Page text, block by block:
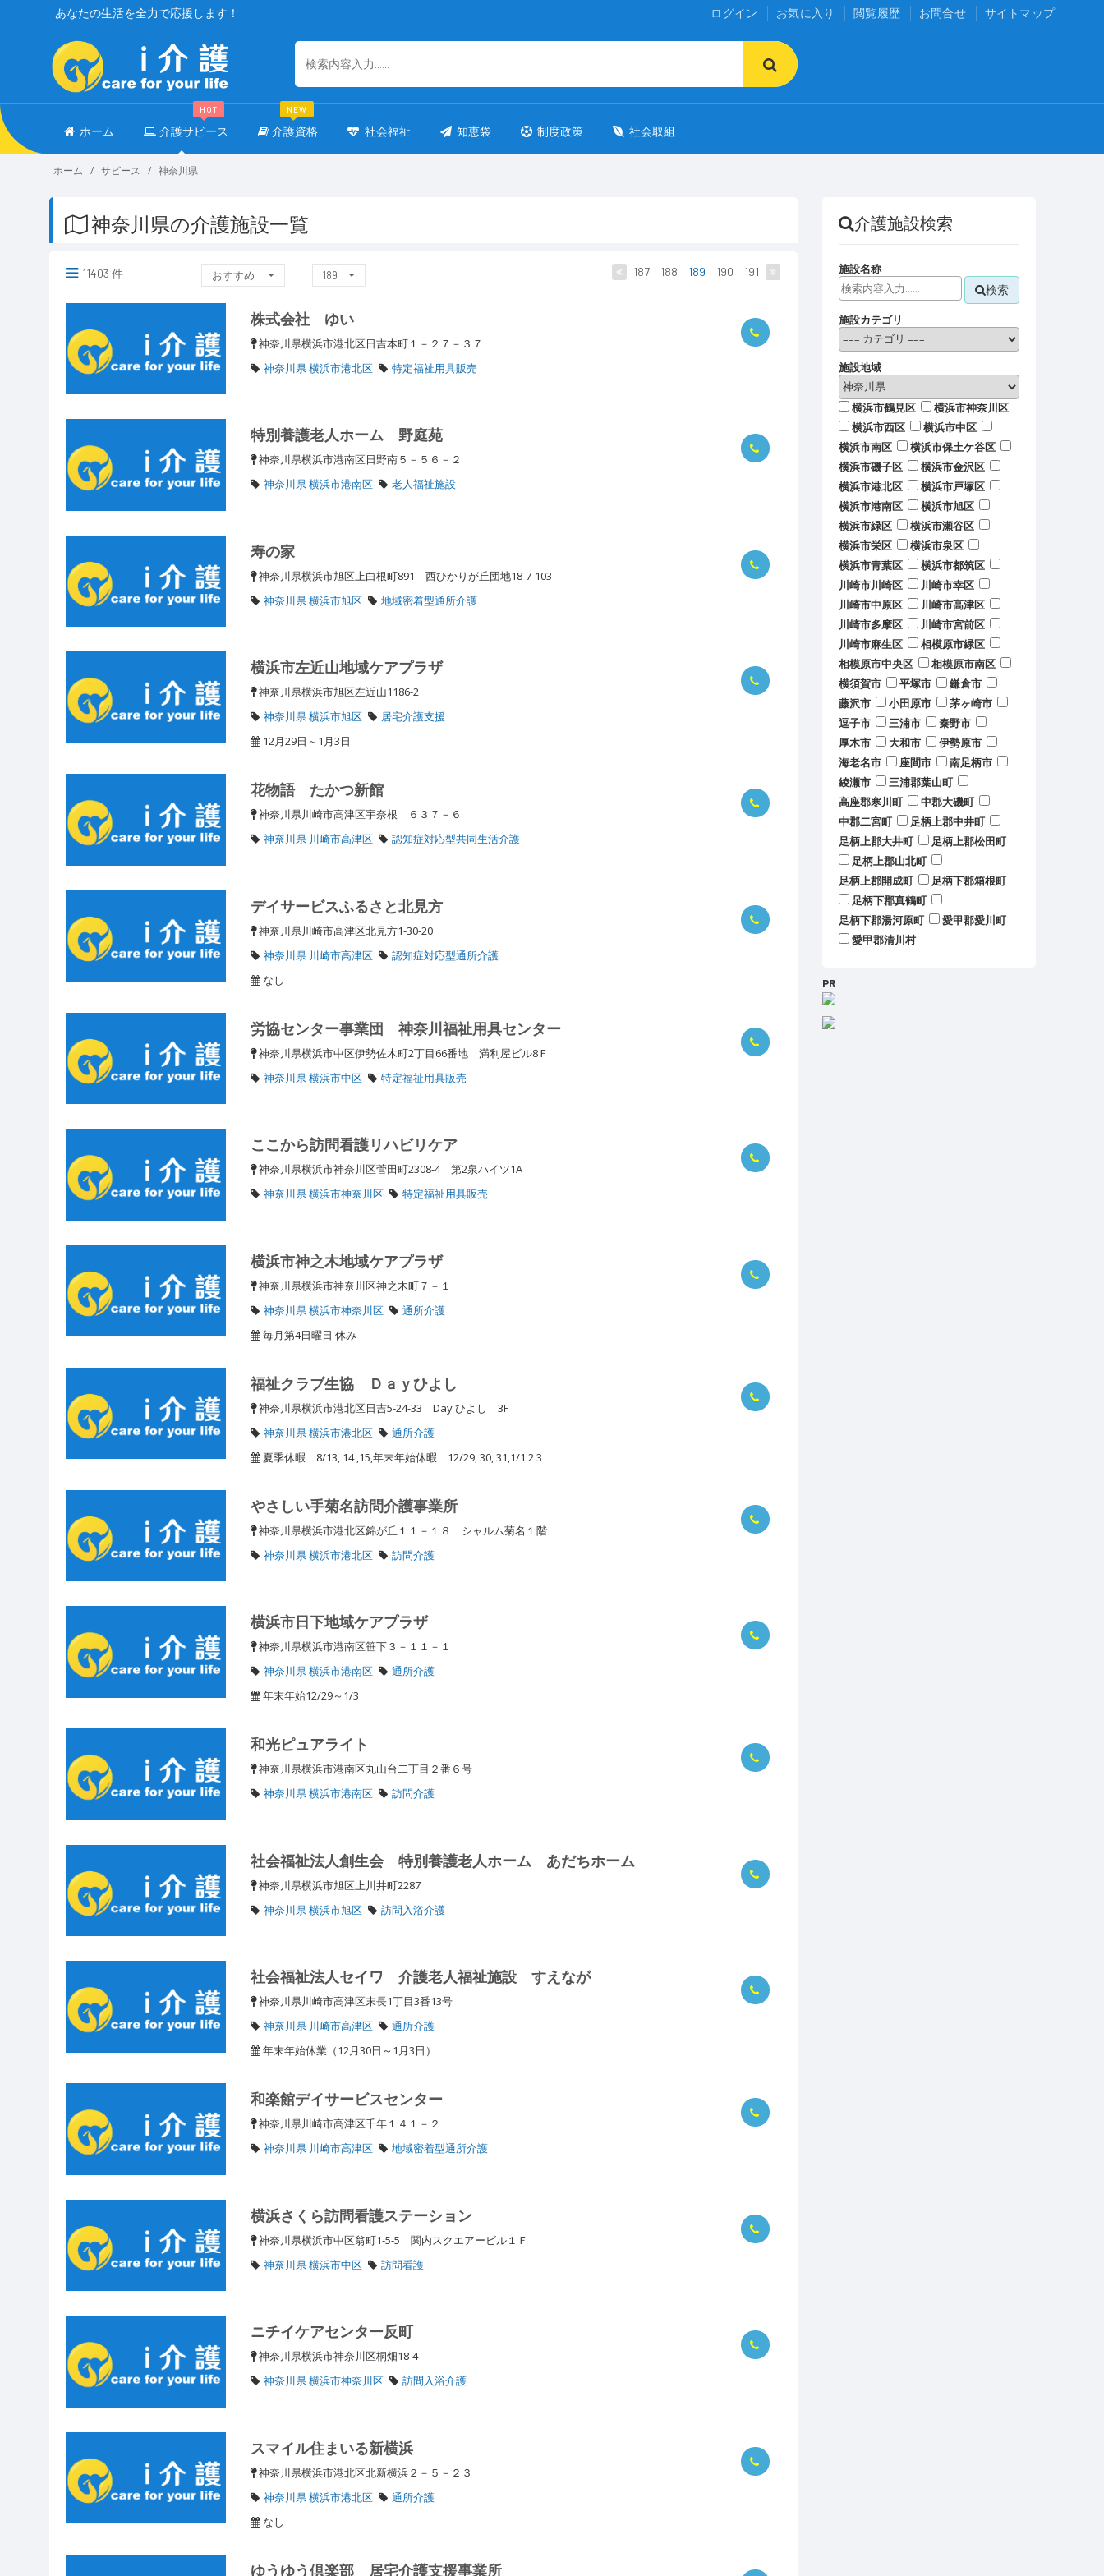
ログイン お気に入り 閲覧履歴 お問合せ サイトマップ
あなたの生活を全力で応援します！
ホーム 介護サビース
HOT
介護資格
NEW
社会福祉 知恵袋 制度政策 社会取組
ホーム サビース 神奈川県
神奈川県の介護施設一覧
11403 件 おすすめ 189 187 188 189 190 191
株式会社 ゆい
神奈川県横浜市港北区日吉本町１－２７－３７
神奈川県 横浜市港北区
特定福祉用具販売
特別養護老人ホーム 野庭苑
神奈川県横浜市港南区日野南５－５６－２
神奈川県 横浜市港南区
老人福祉施設
寿の家
神奈川県横浜市旭区上白根町891 西ひかりが丘団地18-7-103
神奈川県 横浜市旭区
地域密着型通所介護
横浜市左近山地域ケアプラザ
神奈川県横浜市旭区左近山1186-2
神奈川県 横浜市旭区
居宅介護支援
12月29日～1月3日
花物語 たかつ新館
神奈川県川崎市高津区宇奈根 ６３７－６
神奈川県 川崎市高津区
認知症対応型共同生活介護
デイサービスふるさと北見方
神奈川県川崎市高津区北見方1-30-20
神奈川県 川崎市高津区
認知症対応型通所介護
なし
労協センター事業団 神奈川福祉用具センター
神奈川県横浜市中区伊勢佐木町2丁目66番地 満利屋ビル8Ｆ
神奈川県 横浜市中区
特定福祉用具販売
ここから訪問看護リハビリケア
神奈川県横浜市神奈川区菅田町2308-4 第2泉ハイツ1A
神奈川県 横浜市神奈川区
特定福祉用具販売
横浜市神之木地域ケアプラザ
神奈川県横浜市神奈川区神之木町７－１
神奈川県 横浜市神奈川区
通所介護
毎月第4日曜日 休み
福祉クラブ生協 Ｄａｙひよし
神奈川県横浜市港北区日吉5-24-33 Day ひよし 3F
神奈川県 横浜市港北区
通所介護
夏季休暇 8/13, 14 ,15,年末年始休暇 12/29, 30, 31,1/1 2 3
やさしい手菊名訪問介護事業所
神奈川県横浜市港北区錦が丘１１－１８ シャルム菊名１階
神奈川県 横浜市港北区
訪問介護
横浜市日下地域ケアプラザ
神奈川県横浜市港南区笹下３－１１－１
神奈川県 横浜市港南区
通所介護
年末年始12/29～1/3
和光ピュアライト
神奈川県横浜市港南区丸山台二丁目２番６号
神奈川県 横浜市港南区
訪問介護
社会福祉法人創生会 特別養護老人ホーム あだちホーム
神奈川県横浜市旭区上川井町2287
神奈川県 横浜市旭区
訪問入浴介護
社会福祉法人セイワ 介護老人福祉施設 すえなが
神奈川県川崎市高津区末長1丁目3番13号
神奈川県 川崎市高津区
通所介護
年末年始休業（12月30日～1月3日）
和楽館デイサービスセンター
神奈川県川崎市高津区千年１４１－２
神奈川県 川崎市高津区
地域密着型通所介護
横浜さくら訪問看護ステーション
神奈川県横浜市中区翁町1-5-5 関内スクエアービル１Ｆ
神奈川県 横浜市中区
訪問看護
ニチイケアセンター反町
神奈川県横浜市神奈川区桐畑18-4
神奈川県 横浜市神奈川区
訪問入浴介護
スマイル住まいる新横浜
神奈川県横浜市港北区北新横浜２－５－２３
神奈川県 横浜市港北区
通所介護
なし
ゆうゆう倶楽部 居宅介護支援事業所
介護施設検索
施設名称
検索
施設カテゴリ
施設地域
横浜市鶴見区
横浜市神奈川区
横浜市西区
横浜市中区
横浜市南区
横浜市保土ケ谷区
横浜市磯子区
横浜市金沢区
横浜市港北区
横浜市戸塚区
横浜市港南区
横浜市旭区
横浜市緑区
横浜市瀬谷区
横浜市栄区
横浜市泉区
横浜市青葉区
横浜市都筑区
川崎市川崎区
川崎市幸区
川崎市中原区
川崎市高津区
川崎市多摩区
川崎市宮前区
川崎市麻生区
相模原市緑区
相模原市中央区
相模原市南区
横須賀市
平塚市
鎌倉市
藤沢市
小田原市
茅ヶ崎市
逗子市
三浦市
秦野市
厚木市
大和市
伊勢原市
海老名市
座間市
南足柄市
綾瀬市
三浦郡葉山町
高座郡寒川町
中郡大磯町
中郡二宮町
足柄上郡中井町
足柄上郡大井町
足柄上郡松田町
足柄上郡山北町
足柄上郡開成町
足柄下郡箱根町
足柄下郡真鶴町
足柄下郡湯河原町
愛甲郡愛川町
愛甲郡清川村
PR